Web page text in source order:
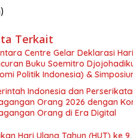
Terkait
Centre Gelar Deklarasi
Buku Soemitro
Politik Indonesia) &
Nasional dan
Emas 2045”,
Indonesia dan
Orang 2026 dengan
Orang di Era Digital